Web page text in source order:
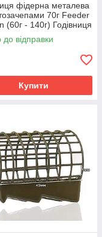
фідерна металева
70г Feeder
(60г - 140г) Годівниця
до відправки
Купити